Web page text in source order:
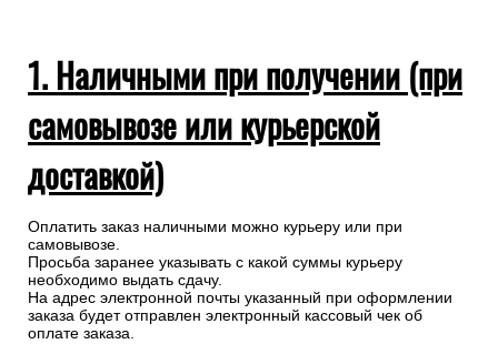
1. Наличными при получении (при
самовывозе или курьерской
доставкой)
Оплатить заказ наличными можно курьеру или при
самовывозе.
Просьба заранее указывать с какой суммы курьеру
необходимо выдать сдачу.
На адрес электронной почты указанный при оформлении
заказа будет отправлен электронный кассовый чек об
оплате заказа.